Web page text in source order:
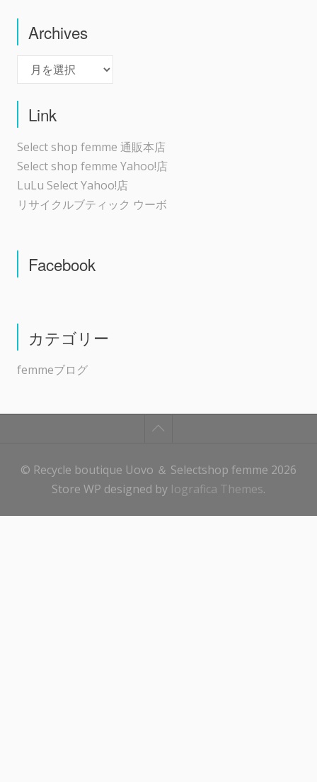
Archives
Link
Select shop femme 通販本店
Select shop femme Yahoo!店
LuLu Select Yahoo!店
リサイクルブティック ウーボ
Facebook
カテゴリー
femmeブログ
© Recycle boutique Uovo ＆ Selectshop femme 2026
Store WP designed by Iografica Themes.